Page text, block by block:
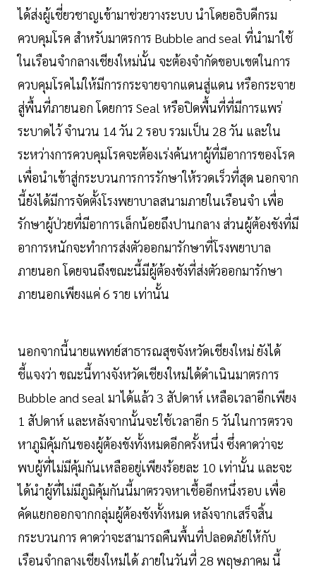
ได้ส่งผู้เชี่ยวชาญเข้ามาช่วยวางระบบ นำโดยอธิบดีกรม
ควบคุมโรค สำหรับมาตรการ Bubble and seal ที่นำมาใช้
ในเรือนจำกลางเชียงใหม่นั้น จะต้องจำกัดขอบเขตในการ
ควบคุมโรคไม่ให้มีการกระจายจากแดนสู่แดน หรือกระจาย
สู่พื้นที่ภายนอก โดยการ Seal หรือปิดพื้นที่ที่มีการแพร่
ระบาดไว้ จำนวน 14 วัน 2 รอบ รวมเป็น 28 วัน และใน
ระหว่างการควบคุมโรคจะต้องเร่งค้นหาผู้ที่มีอาการของโรค
เพื่อนำเข้าสู่กระบวนการการรักษาให้รวดเร็วที่สุด นอกจาก
นี้ยังได้มีการจัดตั้งโรงพยาบาลสนามภายในเรือนจำ เพื่อ
รักษาผู้ป่วยที่มีอาการเล็กน้อยถึงปานกลาง ส่วนผู้ต้องขังที่มี
อาการหนักจะทำการส่งตัวออกมารักษาที่โรงพยาบาล
ภายนอก โดยจนถึงขณะนี้มีผู้ต้องขังที่ส่งตัวออกมารักษา
ภายนอกเพียงแค่ 6 ราย เท่านั้น
นอกจากนี้นายแพทย์สาธารณสุขจังหวัดเชียงใหม่ ยังได้
ชี้แจงว่า ขณะนี้ทางจังหวัดเชียงใหม่ได้ดำเนินมาตรการ
Bubble and seal มาได้แล้ว 3 สัปดาห์ เหลือเวลาอีกเพียง
1 สัปดาห์ และหลังจากนั้นจะใช้เวลาอีก 5 วันในการตรวจ
หาภูมิคุ้มกันของผู้ต้องขังทั้งหมดอีกครั้งหนึ่ง ซึ่งคาดว่าจะ
พบผู้ที่ไม่มีคุ้มกันเหลืออยู่เพียงร้อยละ 10 เท่านั้น และจะ
ได้นำผู้ที่ไม่มีภูมิคุ้มกันนี้มาตรวจหาเชื้ออีกหนึ่งรอบ เพื่อ
คัดแยกออกจากกลุ่มผู้ต้องขังทั้งหมด หลังจากเสร็จสิ้น
กระบวนการ คาดว่าจะสามารถคืนพื้นที่ปลอดภัยให้กับ
เรือนจำกลางเชียงใหม่ได้ ภายในวันที่ 28 พฤษภาคม นี้